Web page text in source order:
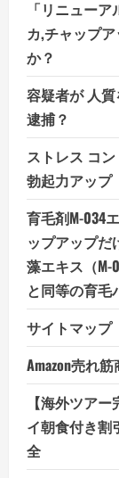
「リニュー
カ,チャップ
か？
容疑者が 人
逮捕？
ストレス コ
勃起力アップ
育毛剤M-034
ップアップだ
藻エキス（M-
と同等の育毛
サイトマップ
Amazon売れ
【海外ツア
イ朝食付き割
全